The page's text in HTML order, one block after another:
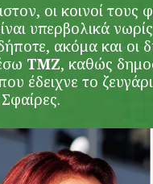
οι κοινοί τους
υπερβολικά
ακόμα και
TMZ, καθώς
έδειχνε το